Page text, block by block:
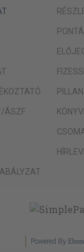
ÁSZF
Powered By